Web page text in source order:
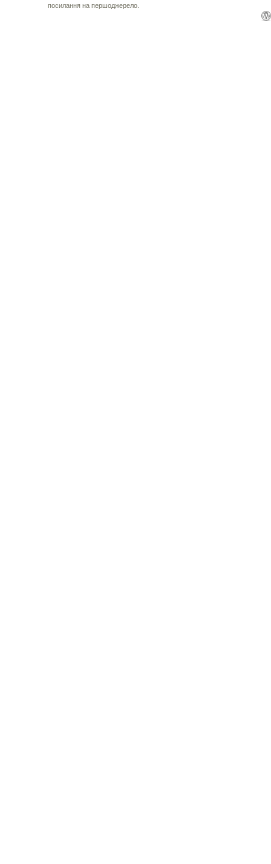
посилання на першоджерело.